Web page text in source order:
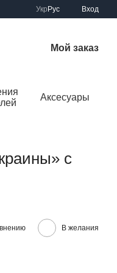
Укр Рус Вход
Мой заказ
Аксесуары
с
В желания